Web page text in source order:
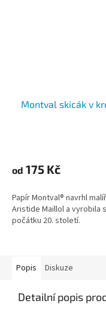
Montval skicák v
od 175 Kč
Papír Montval® navrhl
Aristide Maillol a vyrobila
počátku 20. století.
Popis Diskuze
Detailní popis